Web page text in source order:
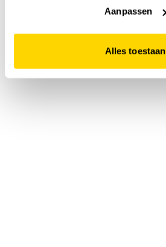
website niet optimaal functioneert.
Aanpassen
Alles toestaan